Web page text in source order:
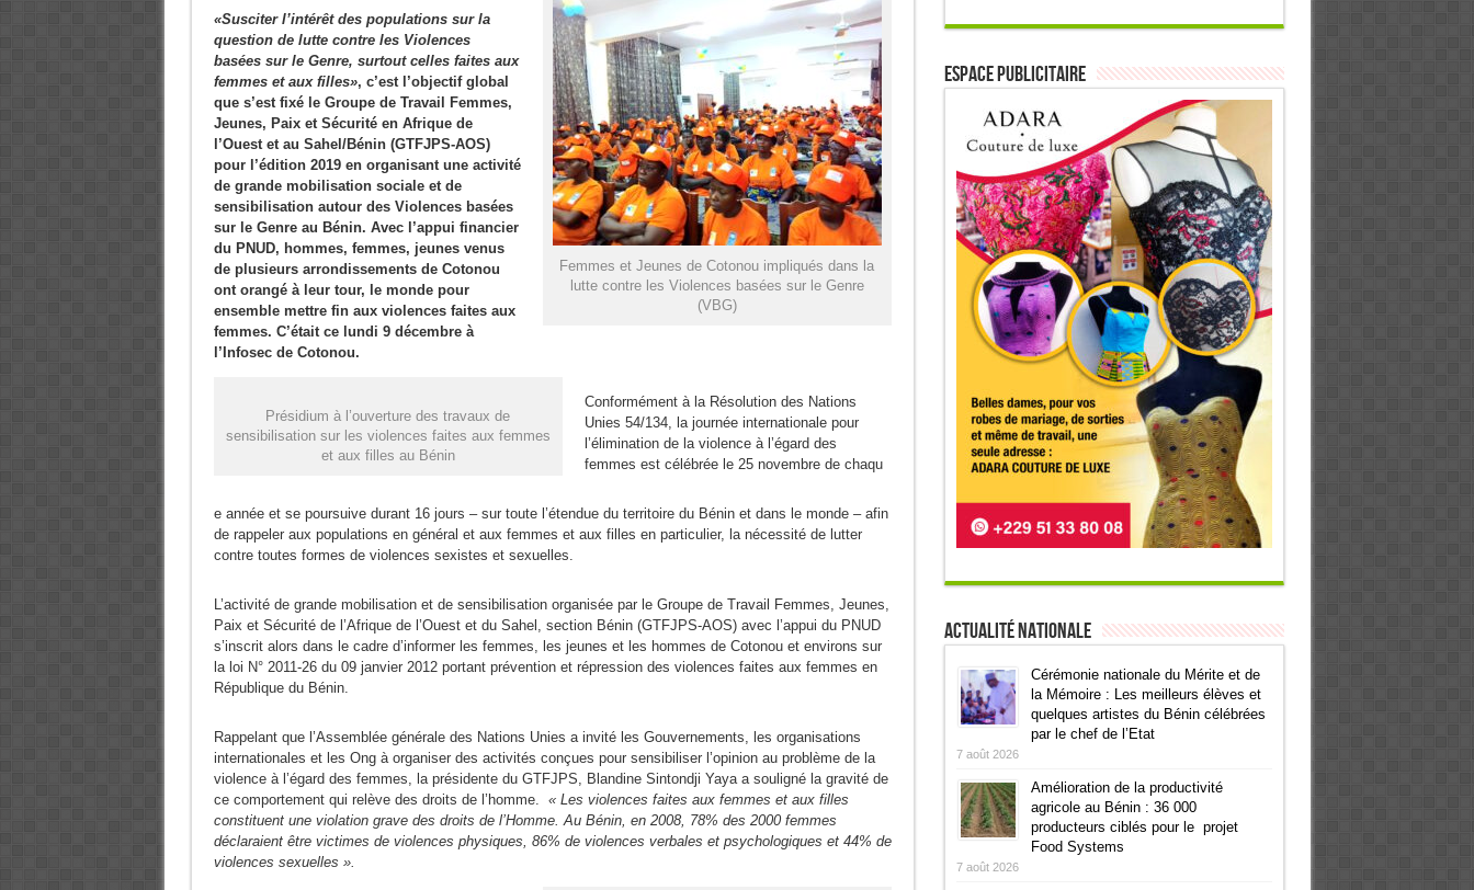
Femmes et Jeunes de Cotonou impliqués dans la
lutte contre les Violences basées sur le Genre
(VBG)
«Susciter l’intérêt des populations sur la
question de lutte contre les Violences
basées sur le Genre, surtout celles faites aux
femmes et aux filles», c’est l’objectif global
que s’est fixé le Groupe de Travail Femmes,
Jeunes, Paix et Sécurité en Afrique de
l’Ouest et au Sahel/Bénin (GTFJPS-AOS)
pour l’édition 2019 en organisant une activité
de grande mobilisation sociale et de
sensibilisation autour des Violences basées
sur le Genre au Bénin. Avec l’appui financier
du PNUD, hommes, femmes, jeunes venus
de plusieurs arrondissements de Cotonou
ont orangé à leur tour, le monde pour
ensemble mettre fin aux violences faites aux
femmes. C’était ce lundi 9 décembre à
l’Infosec de Cotonou.
Présidium à l’ouverture des travaux de
sensibilisation sur les violences faites aux femmes
et aux filles au Bénin
Conformément à la Résolution des Nations
Unies 54/134, la journée internationale pour
l’élimination de la violence à l’égard des
femmes est célébrée le 25 novembre de chaqu
e année et se poursuive durant 16 jours – sur toute l’étendue du territoire du Bénin et dans le monde – afin
de rappeler aux populations en général et aux femmes et aux filles en particulier, la nécessité de lutter
contre toutes formes de violences sexistes et sexuelles.
L’activité de grande mobilisation et de sensibilisation organisée par le Groupe de Travail Femmes, Jeunes,
Paix et Sécurité de l’Afrique de l’Ouest et du Sahel, section Bénin (GTFJPS-AOS) avec l’appui du PNUD
s’inscrit alors dans le cadre d’informer les femmes, les jeunes et les hommes de Cotonou et environs sur
la loi N° 2011-26 du 09 janvier 2012 portant prévention et répression des violences faites aux femmes en
République du Bénin.
Rappelant que l’Assemblée générale des Nations Unies a invité les Gouvernements, les organisations
internationales et les Ong à organiser des activités conçues pour sensibiliser l’opinion au problème de la
violence à l’égard des femmes, la présidente du GTFJPS, Blandine Sintondji Yaya a souligné la gravité de
ce comportement qui relève des droits de l’homme. « Les violences faites aux femmes et aux filles
constituent une violation grave des droits de l’Homme. Au Bénin, en 2008, 78% des 2000 femmes
déclaraient être victimes de violences physiques, 86% de violences verbales et psychologiques et 44% de
violences sexuelles ».
ESPACE PUBLICITAIRE
Actualité Nationale
Cérémonie nationale du Mérite et de
la Mémoire : Les meilleurs élèves et
quelques artistes du Bénin célébrées
par le chef de l’Etat
7 août 2026
Amélioration de la productivité
agricole au Bénin : 36 000
producteurs ciblés pour le projet
Food Systems
7 août 2026